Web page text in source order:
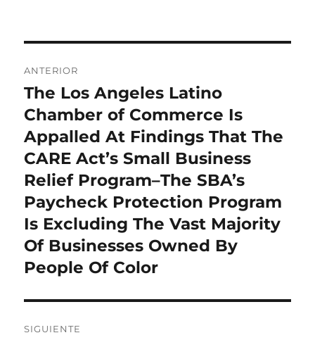
de
entradas
ANTERIOR
Entrada
anterior:
The Los Angeles Latino
Chamber of Commerce Is
Appalled At Findings That The
CARE Act’s Small Business
Relief Program–The SBA’s
Paycheck Protection Program
Is Excluding The Vast Majority
Of Businesses Owned By
People Of Color
SIGUIENTE